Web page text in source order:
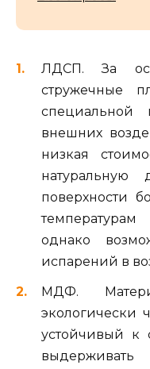
ЛДСП. За
стружечные
внешних
низкая
натуральную
поверхности
однако
испарений в
МДФ.
экологически
устойчивый к